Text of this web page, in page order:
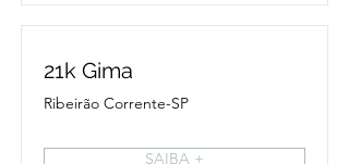
21k Gima
Ribeirão Corrente-SP
SAIBA +